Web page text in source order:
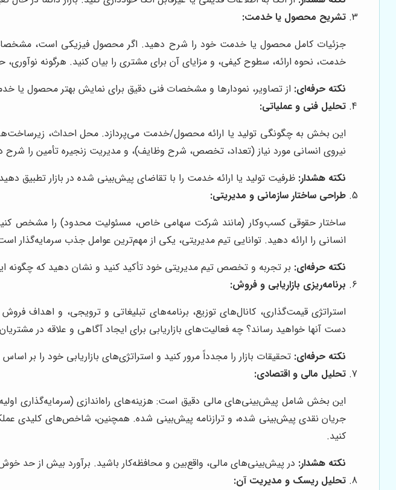
تشریح محصول یا خدمت:
جزئیات کامل محصول یا خدمت خود را شرح دهید. اگر محصول فیزیکی است، مشخصات
خدمت، نحوه ارائه، سطوح کیفی، و مزایای آن برای مشتری را بیان کنید. هرگونه
نکته حرفه‌ای: از تصاویر، نمودارها و مشخصات فنی دقیق برای نمایش بهتر محصول یا
تحلیل فنی و عملیاتی:
این بخش به چگونگی تولید یا ارائه محصول/خدمت می‌پردازد. محل احداث، زیرساخت‌های
نیروی انسانی مورد نیاز (تعداد، تخصص، شرح وظایف)، و مدیریت زنجیره تأمین را
نکته هشدار: ظرفیت تولید یا ارائه خدمت را با تقاضای پیش‌بینی شده در بازار تطبیق
طراحی ساختار سازمانی و مدیریتی:
ساختار حقوقی کسب‌وکار (مانند شرکت سهامی خاص، مسئولیت محدود) را مشخص کنید.
انسانی را ارائه دهید. توانایی تیم مدیریتی، یکی از مهم‌ترین عوامل جذب سرمایه‌گذار
نکته حرفه‌ای: بر تجربه و تخصص تیم مدیریتی خود تأکید کنید و نشان دهید که چگونه
برنامه‌ریزی بازاریابی و فروش:
استراتژی قیمت‌گذاری، کانال‌های توزیع، برنامه‌های تبلیغاتی و ترویجی، و اهداف
دست آنها خواهید رساند؟ چه فعالیت‌های بازاریابی برای ایجاد آگاهی و علاقه در
نکته حرفه‌ای: تحقیقات بازار را مجدداً مرور کنید و استراتژی‌های بازاریابی خود را بر
تحلیل مالی و اقتصادی:
این بخش شامل پیش‌بینی‌های مالی دقیق است: هزینه‌های راه‌اندازی (سرمایه‌گذاری
کنید.
نکته هشدار: در پیش‌بینی‌های مالی، واقع‌بین و محافظه‌کار باشید. برآورد بیش از حد
تحلیل ریسک و مدیریت آن: